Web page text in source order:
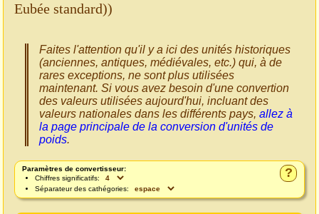
Eubée standard))
Faites l'attention qu'il y a ici des unités historiques
(anciennes, antiques, médiévales, etc.) qui, à de
rares exceptions, ne sont plus utilisées
maintenant. Si vous avez besoin d'une convertion
des valeurs utilisées aujourd'hui, incluant des
valeurs nationales dans les différents pays, allez à
la page principale de la conversion d'unités de
poids.
?
Paramètres de convertisseur:
Chiffres significatifs:
Séparateur des cathégories: